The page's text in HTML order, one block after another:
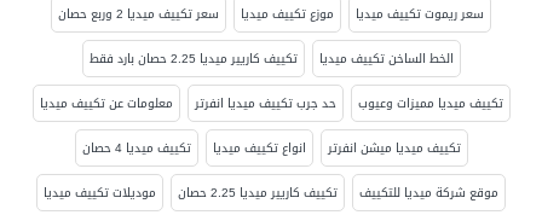
سعر ريموت تكييف ميديا
موزع تكييف ميديا
سعر تكييف ميديا 2 وربع حصان
الخط الساخن تكييف ميديا
تكييف كاريير ميديا 2.25 حصان بارد فقط
تكييف ميديا مميزات وعيوب
حد جرب تكييف ميديا انفرتر
معلومات عن تكييف ميديا
تكييف ميديا ميشن انفرتر
انواع تكييف ميديا
تكييف ميديا 4 حصان
موقع شركة ميديا للتكييف
تكييف كاريير ميديا 2.25 حصان
موديلات تكييف ميديا